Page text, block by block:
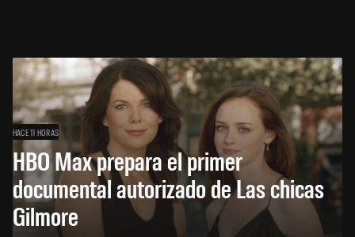
HACE 11 HORAS
HBO Max prepara el primer
documental autorizado de Las chicas
Gilmore